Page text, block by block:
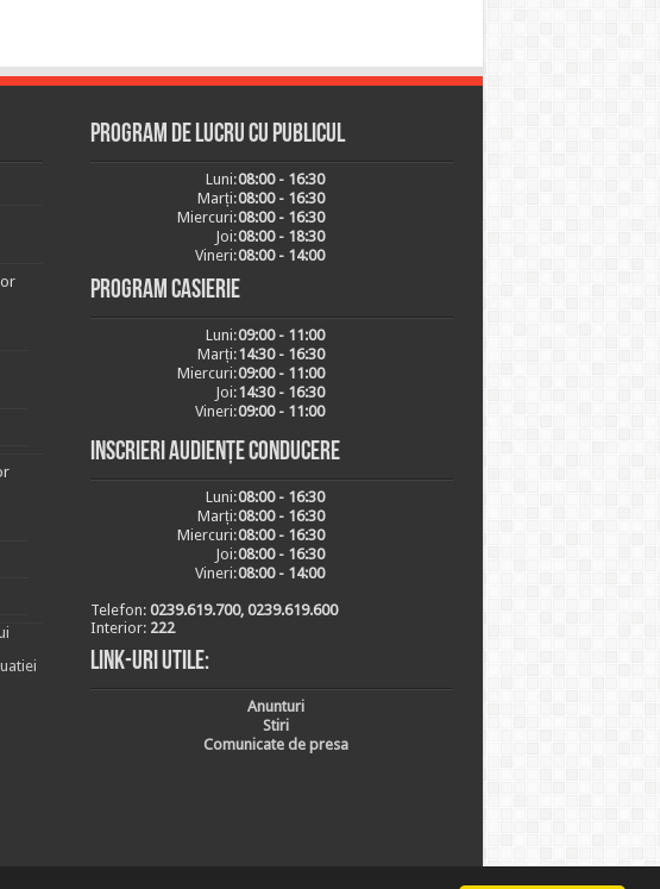
Program de lucru cu publicul
Luni:08:00 - 16:30
Marți:08:00 - 16:30
Miercuri:08:00 - 16:30
Joi:08:00 - 18:30
Vineri:08:00 - 14:00
Program casierie
Luni:09:00 - 11:00
Marți:14:30 - 16:30
Miercuri:09:00 - 11:00
Joi:14:30 - 16:30
Vineri:09:00 - 11:00
Inscrieri audiențe conducere
Luni:08:00 - 16:30
Marți:08:00 - 16:30
Miercuri:08:00 - 16:30
Joi:08:00 - 16:30
Vineri:08:00 - 14:00
Telefon: 0239.619.700, 0239.619.600
Interior: 222
Link-uri utile:
Anunturi
Stiri
Comunicate de presa